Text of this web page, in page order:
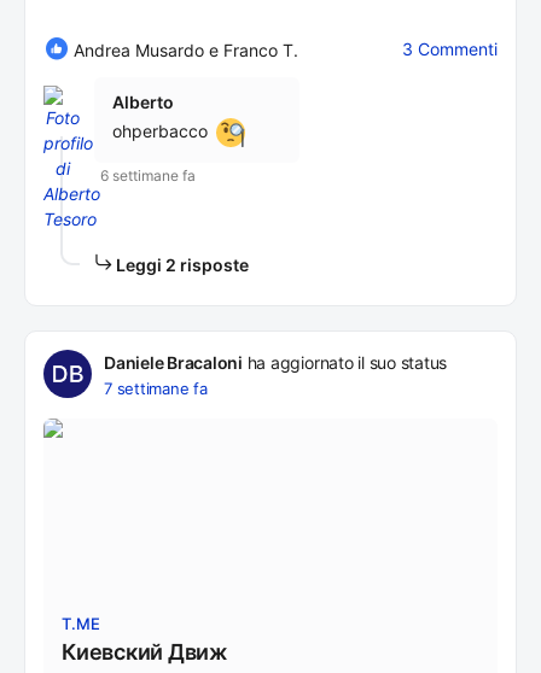
Andrea Musardo e Franco T. 3 Commenti
Alberto
ohperbacco
6 settimane fa
Leggi 2 risposte
Daniele Bracaloni ha aggiornato il suo status
7 settimane fa
T.ME
Киевский Движ